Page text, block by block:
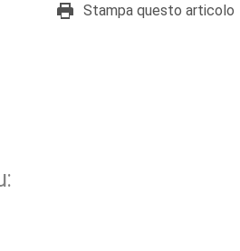
Stampa questo articolo